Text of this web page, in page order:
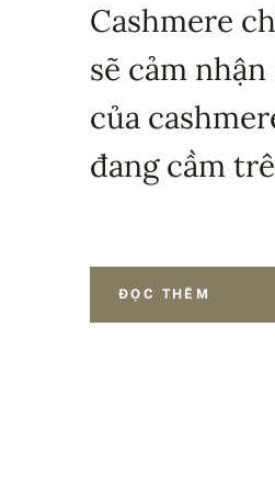
Cashmere
sẽ cảm
của
đang cầm
ĐỌC THÊM